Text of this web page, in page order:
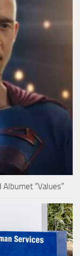
“Values”